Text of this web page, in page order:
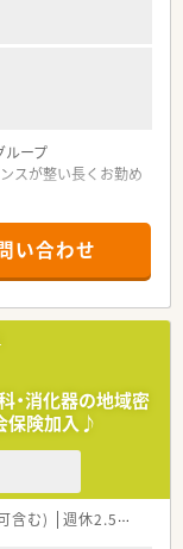
ープ
スが整い長くお勤め
い合わせ
・消化器の地域密
保険加入♪
含む) 週休2.5日以上